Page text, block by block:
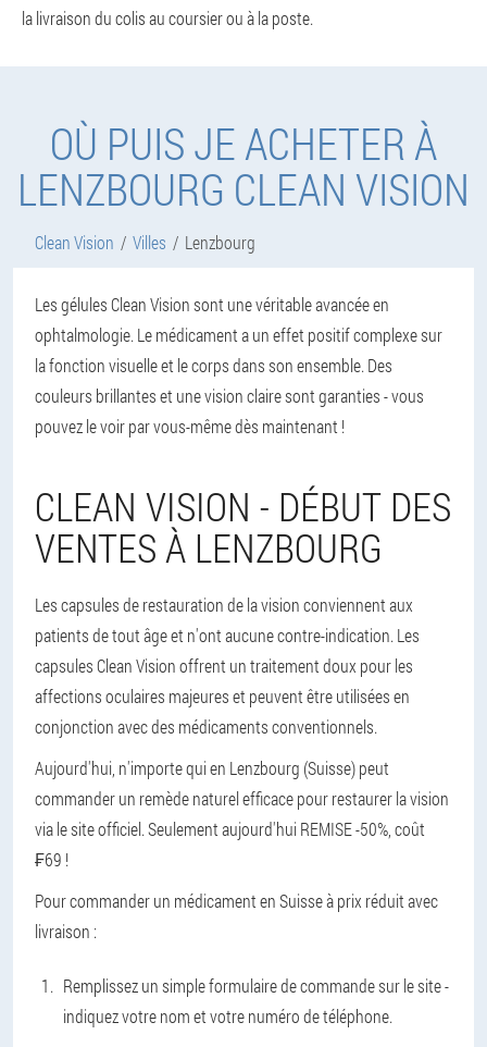
la livraison du colis au coursier ou à la poste.
OÙ PUIS JE ACHETER À
LENZBOURG CLEAN VISION
Clean Vision Villes Lenzbourg
Les gélules Clean Vision sont une véritable avancée en
ophtalmologie. Le médicament a un effet positif complexe sur
la fonction visuelle et le corps dans son ensemble. Des
couleurs brillantes et une vision claire sont garanties - vous
pouvez le voir par vous-même dès maintenant !
CLEAN VISION - DÉBUT DES
VENTES À LENZBOURG
Les capsules de restauration de la vision conviennent aux
patients de tout âge et n'ont aucune contre-indication. Les
capsules Clean Vision offrent un traitement doux pour les
affections oculaires majeures et peuvent être utilisées en
conjonction avec des médicaments conventionnels.
Aujourd'hui, n'importe qui en Lenzbourg (Suisse) peut
commander un remède naturel efficace pour restaurer la vision
via le site officiel. Seulement aujourd'hui REMISE -50%, coût
₣69 !
Pour commander un médicament en Suisse à prix réduit avec
livraison :
Remplissez un simple formulaire de commande sur le site -
indiquez votre nom et votre numéro de téléphone.